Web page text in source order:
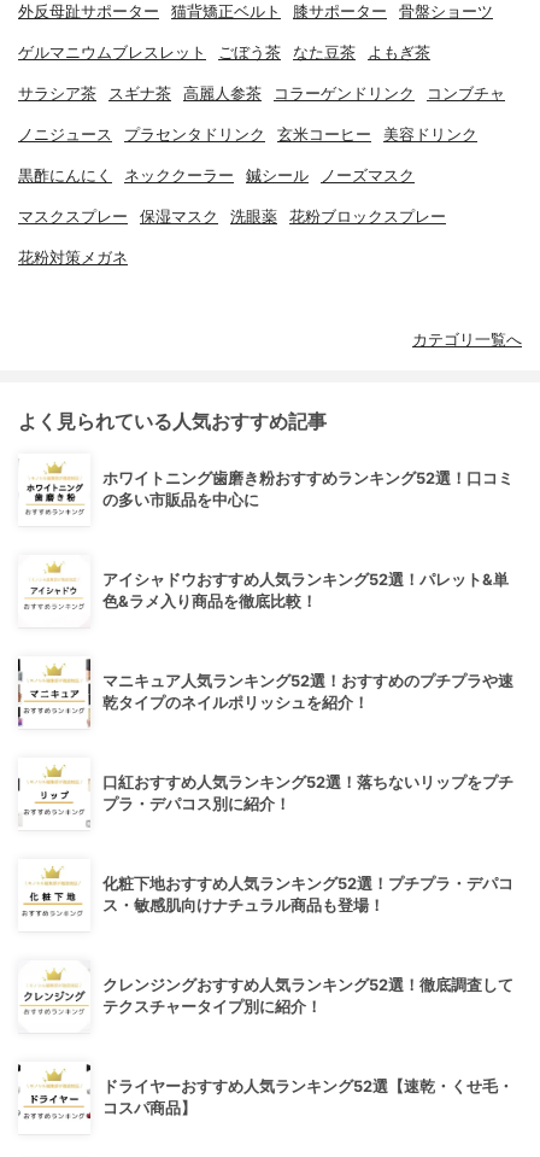
外反母趾サポーター 猫背矯正ベルト 膝サポーター 骨盤ショーツ
ゲルマニウムブレスレット ごぼう茶 なた豆茶 よもぎ茶
サラシア茶 スギナ茶 高麗人参茶 コラーゲンドリンク コンブチャ
ノニジュース プラセンタドリンク 玄米コーヒー 美容ドリンク
黒酢にんにく ネッククーラー 鍼シール ノーズマスク
マスクスプレー 保湿マスク 洗眼薬 花粉ブロックスプレー
花粉対策メガネ
カテゴリ一覧へ
よく見られている人気おすすめ記事
ホワイトニング歯磨き粉おすすめランキング52選！口コミ
の多い市販品を中心に
アイシャドウおすすめ人気ランキング52選！パレット&単
色&ラメ入り商品を徹底比較！
マニキュア人気ランキング52選！おすすめのプチプラや速
乾タイプのネイルポリッシュを紹介！
口紅おすすめ人気ランキング52選！落ちないリップをプチ
プラ・デパコス別に紹介！
化粧下地おすすめ人気ランキング52選！プチプラ・デパコ
ス・敏感肌向けナチュラル商品も登場！
クレンジングおすすめ人気ランキング52選！徹底調査して
テクスチャータイプ別に紹介！
ドライヤーおすすめ人気ランキング52選【速乾・くせ毛・
コスパ商品】